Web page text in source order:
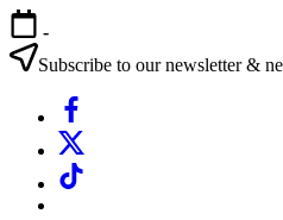
Skip
to
content
-
Subscribe to our newsletter &
Facebook
X
TikTok